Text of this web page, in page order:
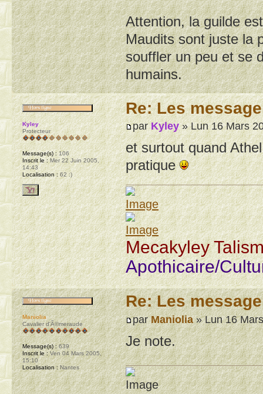
Attention, la guilde
Maudits sont juste la
souffler un peu et se
humains.
Re: Les
parKyley» Lun 16 Mars
et surtout quand
pratique
Mecakyley
Apothicaire/
Kyley
Protecteur
Message(s) :106
Inscrit le :Mer 22 Juin 2005,
14:43
Localisation :62 :)
Re: Les
parManiolia» Lun 16
Je note.
Maniolia
Cavalier d'Ã©meraude
Message(s) :639
Inscrit le :Ven 04 Mars 2005,
15:10
Localisation :Nantes